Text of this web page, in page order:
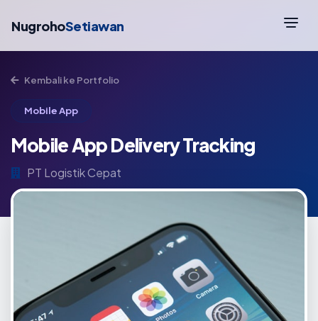
NugrohoSetiawan
Kembali ke Portfolio
Mobile App
Mobile App Delivery Tracking
PT Logistik Cepat